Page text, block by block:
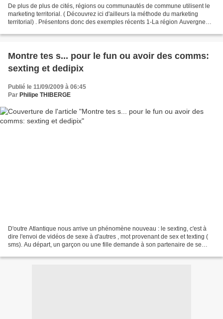
De plus de plus de cités, régions ou communautés de commune utilisent le
marketing territorial. ( Découvrez ici d'ailleurs la méthode du marketing
territorial) . Présentons donc des exemples récents 1-La région Auvergne
Montre tes s... pour le fun ou avoir des comms:
sexting et dedipix
Publié le 11/09/2009 à 06:45
Par Philipe THIBERGE
D'outre Atlantique nous arrive un phénomène nouveau : le sexting, c'est à
dire l'envoi de vidéos de sexe à d'autres , mot provenant de sex et texting (
sms). Au départ, un garçon ou une fille demande à son partenaire de se